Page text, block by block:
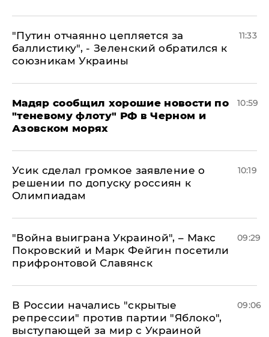
"Путин отчаянно цепляется за
баллистику", - Зеленский обратился к
союзникам Украины
11:33
Мадяр сообщил хорошие новости по
"теневому флоту" РФ в Черном и
Азовском морях
10:59
Усик сделал громкое заявление о
решении по допуску россиян к
Олимпиадам
10:19
"Война выиграна Украиной", – Макс
Покровский и Марк Фейгин посетили
прифронтовой Славянск
09:29
В России начались "скрытые
репрессии" против партии "Яблоко",
выступающей за мир с Украиной
09:06